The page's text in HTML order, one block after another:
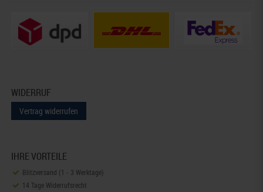
WIDERRUF
Vertrag widerrufen
IHRE VORTEILE
Blitzversand (1 - 3 Werktage)
14 Tage Widerrufsrecht